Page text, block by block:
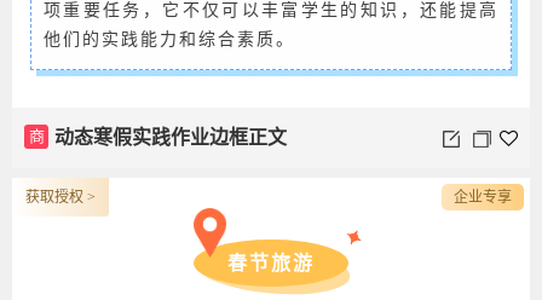
项重要任务，它不仅可以丰富学生的知识，还能提高
他们的实践能力和综合素质。
商 动态寒假实践作业边框正文
春节旅游
获取授权 > 企业专享